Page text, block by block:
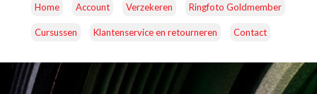
Home Account Verzekeren Ringfoto Goldmember
Cursussen Klantenservice en retourneren Contact
CAMERA’S OBJECTIEVEN ACCESSOIRES